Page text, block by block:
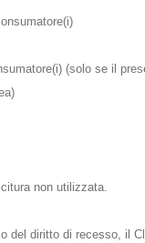
(solo se il
non utilizzata.
del diritto di recesso, il